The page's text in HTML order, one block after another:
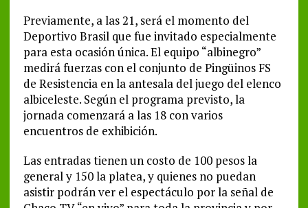
Previamente, a las 21, será el momento del
Deportivo Brasil que fue invitado especialmente
para esta ocasión única. El equipo “albinegro”
medirá fuerzas con el conjunto de Pingüinos FS
de Resistencia en la antesala del juego del elenco
albiceleste. Según el programa previsto, la
jornada comenzará a las 18 con varios
encuentros de exhibición.
Las entradas tienen un costo de 100 pesos la
general y 150 la platea, y quienes no puedan
asistir podrán ver el espectáculo por la señal de